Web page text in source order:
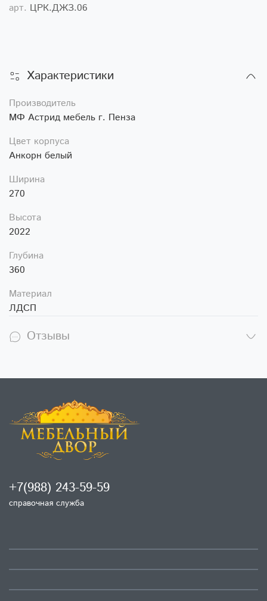
арт. ЦРК.ДЖЗ.06
Характеристики
Производитель
МФ Астрид мебель г. Пенза
Цвет корпуса
Анкорн белый
Ширина
270
Высота
2022
Глубина
360
Материал
ЛДСП
Отзывы
+7(988) 243-59-59
справочная служба